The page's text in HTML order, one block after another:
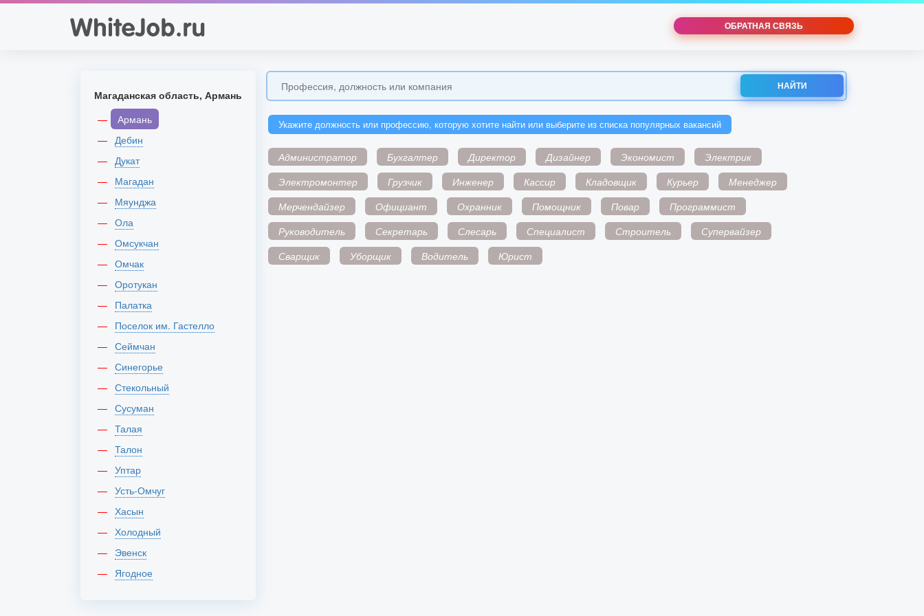
ОБРАТНАЯ СВЯЗЬ
НАЙТИ
Укажите должность или профессию, которую хотите найти или выберите из списка популярных вакансий
Администратор Бухгалтер Директор Дизайнер Экономист
Электрик
Электромонтер
Грузчик Инженер Кассир Кладовщик Курьер
Менеджер
Мерчендайзер
Официант Охранник Помощник Повар
Программист
Руководитель
Секретарь Слесарь Специалист Строитель
Супервайзер
Сварщик
Уборщик Водитель Юрист
Магаданская область, Армань
Армань
Дебин
Дукат
Магадан
Мяунджа
Ола
Омсукчан
Омчак
Оротукан
Палатка
Поселок им. Гастелло
Сеймчан
Синегорье
Стекольный
Сусуман
Талая
Талон
Уптар
Усть-Омчуг
Хасын
Холодный
Эвенск
Ягодное